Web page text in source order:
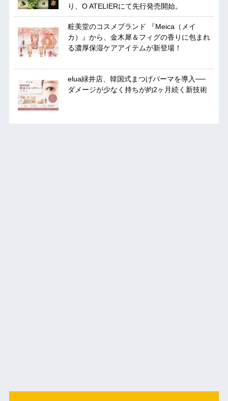
り、O ATELIERにて先行発売開始。
粧美堂のコスメブランド 『Meica（メイ
カ）』から、金木犀＆フィグの香りに包まれ
る濃厚保湿ケアアイテムが新登場！
elua緑井店、韓国式まつげパーマを導入──
ダメージが少なく持ちが約2ヶ月続く新技術